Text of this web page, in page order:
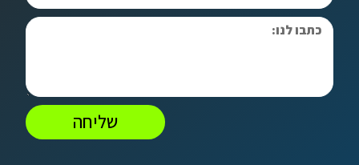
שליחה